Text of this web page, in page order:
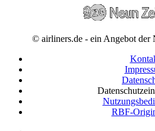
© airliners.de - ein Angebot der
RBF-